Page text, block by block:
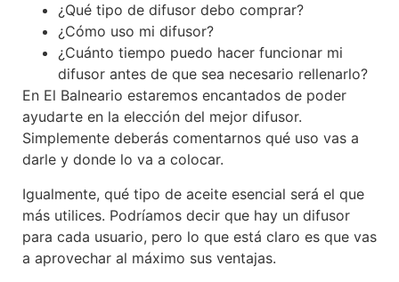
¿Qué tipo de difusor debo comprar?
¿Cómo uso mi difusor?
¿Cuánto tiempo puedo hacer funcionar mi
difusor antes de que sea necesario rellenarlo?
En El Balneario estaremos encantados de poder
ayudarte en la elección del mejor difusor.
Simplemente deberás comentarnos qué uso vas a
darle y donde lo va a colocar.
Igualmente, qué tipo de aceite esencial será el que
más utilices. Podríamos decir que hay un difusor
para cada usuario, pero lo que está claro es que vas
a aprovechar al máximo sus ventajas.